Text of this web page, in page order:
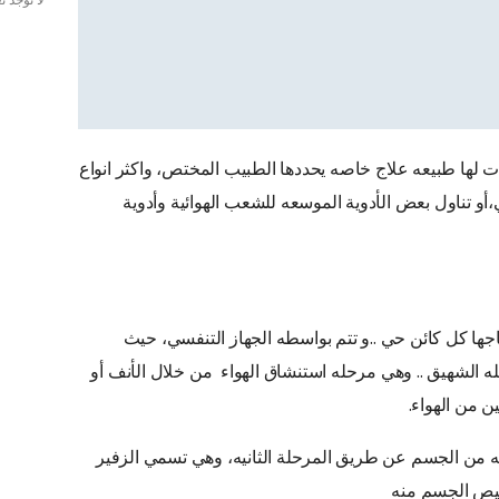
طبيعه علاج خاصه يحددها الطبيب المختص، واكثر انواع
تناول بعض الأدوية الموسعه للشعب الهوائية وأدوية
كل كائن حي ..و تتم بواسطه الجهاز التنفسي، حيث
الشهيق .. وهي مرحله استنشاق الهواء من خلال الأنف أو
من الهواء.
من الجسم عن طريق المرحلة الثانيه، وهي تسمي الزفير
الجسم منه